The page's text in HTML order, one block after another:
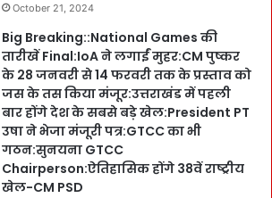
October 21, 2024
Big Breaking::National Games की
तारीखें Final:IoA ने लगाईं मुहर:CM पुष्कर
के 28 जनवरी से 14 फरवरी तक के प्रस्ताव को
जस के तस किया मंजूर:उत्तराखंड में पहली
बार होंगे देश के सबसे बड़े खेल:President PT
उषा ने भेजा मंजूरी पत्र:GTCC का भी
गठन:सुनयना GTCC
Chairperson:ऐतिहासिक होंगे 38वें राष्ट्रीय
खेल-CM PSD